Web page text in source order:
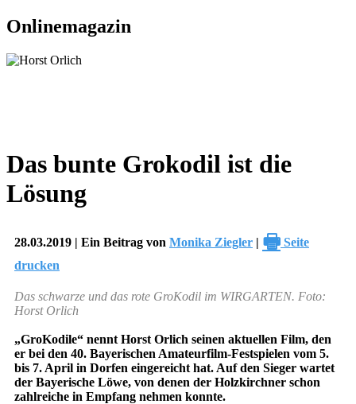
Onlinemagazin
Das bunte Grokodil ist die
Lösung
28.03.2019 | Ein Beitrag von Monika Ziegler | 🖶 Seite
drucken
Das schwarze und das rote GroKodil im WIRGARTEN. Foto:
Horst Orlich
„GroKodile“ nennt Horst Orlich seinen aktuellen Film, den
er bei den 40. Bayerischen Amateurfilm-Festspielen vom 5.
bis 7. April in Dorfen eingereicht hat. Auf den Sieger wartet
der Bayerische Löwe, von denen der Holzkirchner schon
zahlreiche in Empfang nehmen konnte.